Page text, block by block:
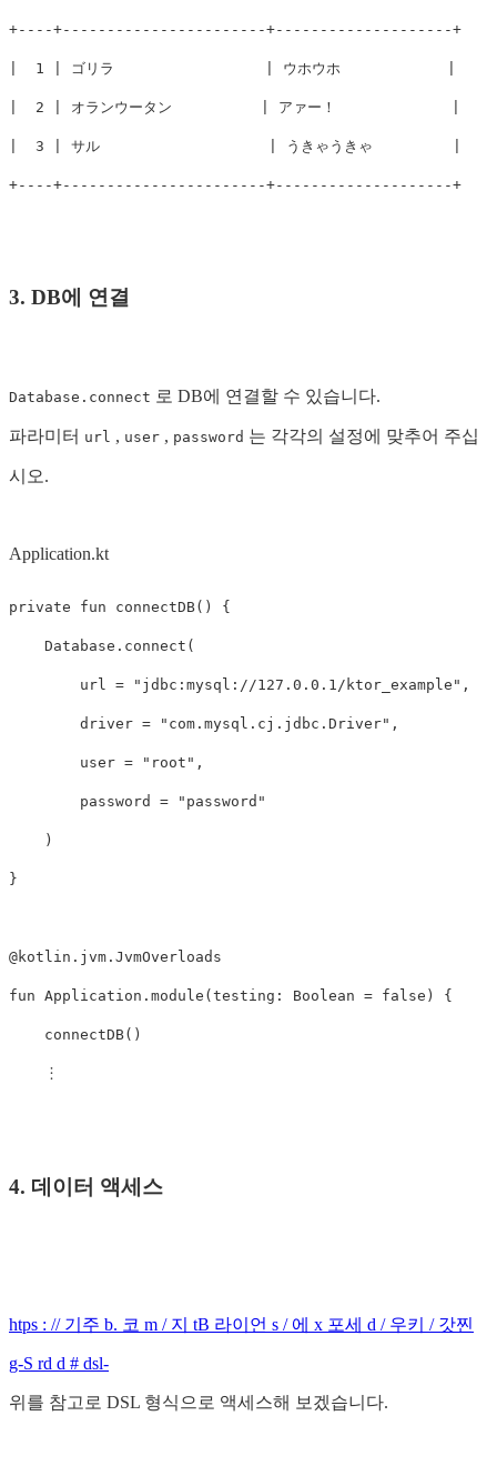
+----+-----------------------+--------------------+
|  1 | ゴリラ                 | ウホウホ            |
|  2 | オランウータン          | アァー！             |
|  3 | サル                   | うきゃうきゃ         |
3. DB에 연결
Database.connect 로 DB에 연결할 수 있습니다.
파라미터 url , user , password 는 각각의 설정에 맞추어 주십
시오.
Application.kt
private fun connectDB() {
Database . connect (
url = "jdbc:mysql://127.0.0.1/ktor_example" ,
driver = "com.mysql.cj.jdbc.Driver" ,
user = "root" ,
password = "password"
)
}
@kotlin . jvm . JvmOverloads
fun Application . module ( testing : Boolean = false ) {
connectDB()
︙
4. 데이터 액세스
htps : // 기주 b. 코 m / 지 tB 라이언 s / 에 x 포세 d / 우키 / 갓찐
g-S rd d # dsl-
위를 참고로 DSL 형식으로 액세스해 보겠습니다.